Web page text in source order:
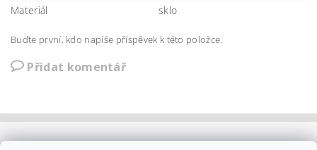
Materiál
sklo
Buďte první, kdo napíše příspěvek k této položce.
Přidat komentář